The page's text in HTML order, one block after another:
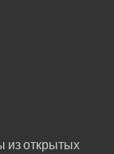
из открытых